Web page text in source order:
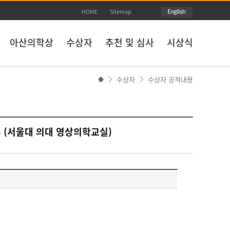
HOME Sitemap
아산의학상 수상자 추천 및 심사 시상식
수상자 수상자 공적내용
서울대 의대 영상의학교실)